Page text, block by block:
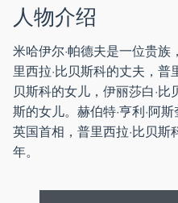
人物介绍
米哈伊尔·帕德夫是一位贵
里西拉·比贝斯科的丈夫，普
贝斯科的女儿，伊丽莎白·比
斯的女儿。赫伯特·亨利·阿
英国首相，普里西拉·比贝
年。